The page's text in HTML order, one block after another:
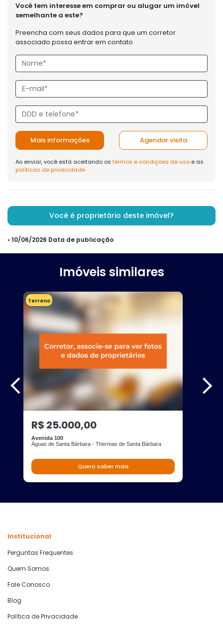
Você tem interesse em comprar ou alugar um imóvel
semelhante a este?
Preencha com seus dados para que um corretor
associado possa entrar em contato
Mais informações Agendar visita
Ao enviar, você está aceitando os termos e condições de uso e as
políticas de privacidade
Você é proprietário deste imóvel?
• 10/06/2026 Data de publicação
Imóveis similares
Terreno
R$ 25.000,00
Avenida 100
Águas de Santa Bárbara - Thermas de Santa Bárbara
Quero saber mais
Institucional
Perguntas Frequentes
Quem Somos
Fale Conosco
Blog
Política de Privacidade